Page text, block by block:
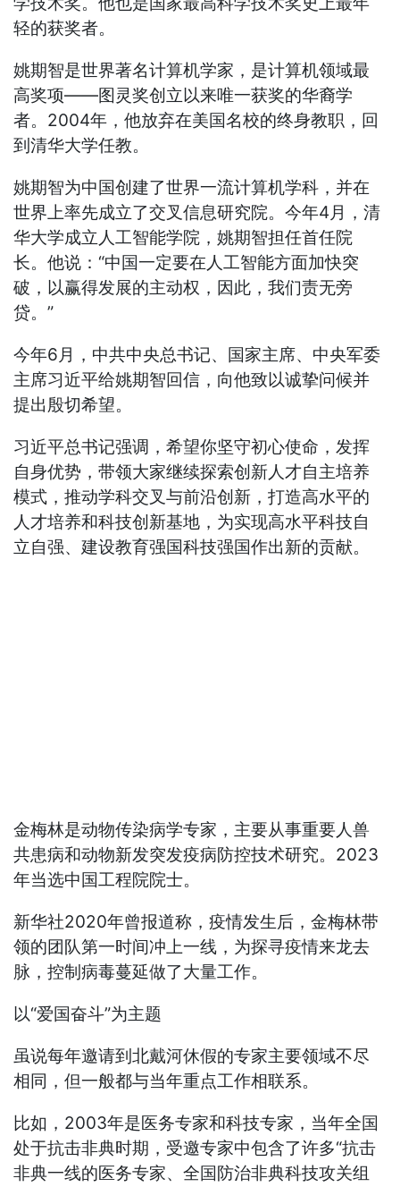
轻的获奖者。
姚期智是世界著名计算机学家，是计算机领域最
高奖项——图灵奖创立以来唯一获奖的华裔学
者。2004年，他放弃在美国名校的终身教职，回
到清华大学任教。
姚期智为中国创建了世界一流计算机学科，并在
世界上率先成立了交叉信息研究院。今年4月，清
华大学成立人工智能学院，姚期智担任首任院
长。他说：“中国一定要在人工智能方面加快突
破，以赢得发展的主动权，因此，我们责无旁
贷。”
今年6月，中共中央总书记、国家主席、中央军委
主席习近平给姚期智回信，向他致以诚挚问候并
提出殷切希望。
习近平总书记强调，希望你坚守初心使命，发挥
自身优势，带领大家继续探索创新人才自主培养
模式，推动学科交叉与前沿创新，打造高水平的
人才培养和科技创新基地，为实现高水平科技自
立自强、建设教育强国科技强国作出新的贡献。
金梅林是动物传染病学专家，主要从事重要人兽
共患病和动物新发突发疫病防控技术研究。2023
年当选中国工程院院士。
新华社2020年曾报道称，疫情发生后，金梅林带
领的团队第一时间冲上一线，为探寻疫情来龙去
脉，控制病毒蔓延做了大量工作。
以“爱国奋斗”为主题
虽说每年邀请到北戴河休假的专家主要领域不尽
相同，但一般都与当年重点工作相联系。
比如，2003年是医务专家和科技专家，当年全国
处于抗击非典时期，受邀专家中包含了许多“抗击
非典一线的医务专家、全国防治非典科技攻关组